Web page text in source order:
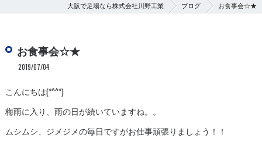
大阪で足場なら株式会社川野工業 ブログ お食事会☆★
お食事会☆★
2019/07/04
こんにちは(*^^*)
梅雨に入り、雨の日が続いていますね。。
ムシムシ、ジメジメの毎日ですがお仕事頑張りましょう！！